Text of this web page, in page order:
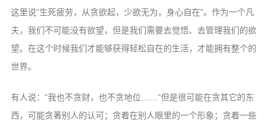
这里说“生死疲劳，从贪欲起，少欲无为，身心自在”。作为一个凡
夫，我们不可能没有欲望，但是我们需要去觉悟、去管理我们的欲
望。在这个时候我们才能够获得轻松自在的生活，才能拥有整个的
世界。
有人说：“我也不贪财，也不贪地位……”但是很可能在贪其它的东
西，可能贪著别人的认可；贪着在别人眼里的一个形象；贪着一些